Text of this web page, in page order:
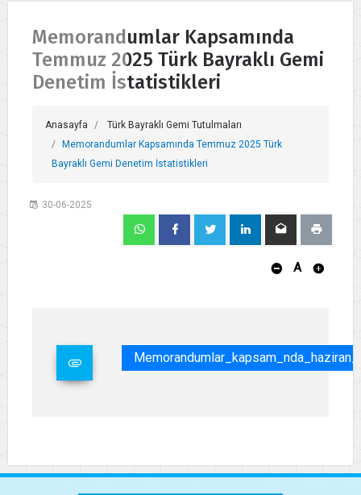
Memorandumlar Kapsamında
Temmuz 2025 Türk Bayraklı Gemi
Denetim İstatistikleri
Anasayfa
Türk Bayraklı Gemi Tutulmaları
Memorandumlar Kapsamında Temmuz 2025 Türk
Bayraklı Gemi Denetim İstatistikleri
30-06-2025
A